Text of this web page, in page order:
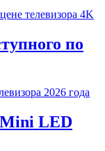
по
Mini LED